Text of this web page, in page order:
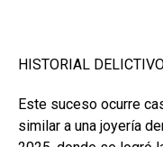
HISTORIAL
Este suceso ocurre
similar a una joyería